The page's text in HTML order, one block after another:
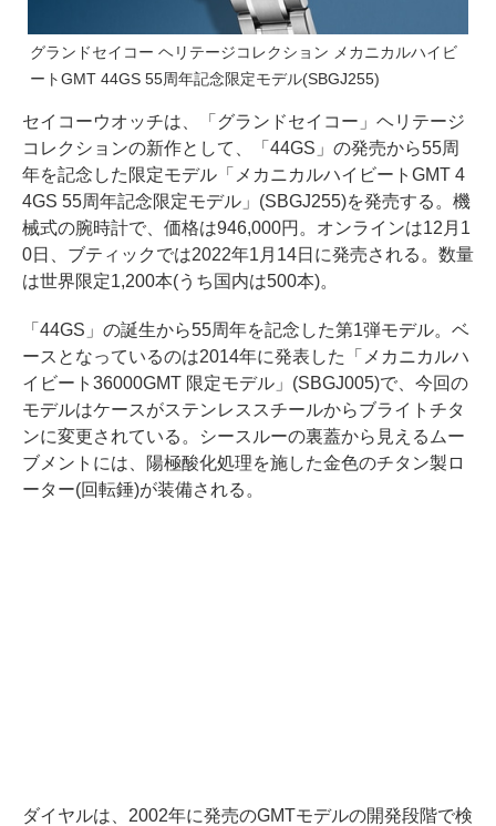
グランドセイコー ヘリテージコレクション メカニカルハイビ
ートGMT 44GS 55周年記念限定モデル(SBGJ255)
セイコーウオッチは、「グランドセイコー」ヘリテージ
コレクションの新作として、「44GS」の発売から55周
年を記念した限定モデル「メカニカルハイビートGMT 4
4GS 55周年記念限定モデル」(SBGJ255)を発売する。機
械式の腕時計で、価格は946,000円。オンラインは12月1
0日、ブティックでは2022年1月14日に発売される。数量
は世界限定1,200本(うち国内は500本)。
「44GS」の誕生から55周年を記念した第1弾モデル。ベ
ースとなっているのは2014年に発表した「メカニカルハ
イビート36000GMT 限定モデル」(SBGJ005)で、今回の
モデルはケースがステンレススチールからブライトチタ
ンに変更されている。シースルーの裏蓋から見えるムー
ブメントには、陽極酸化処理を施した金色のチタン製ロ
ーター(回転錘)が装備される。
ダイヤルは、2002年に発売のGMTモデルの開発段階で検